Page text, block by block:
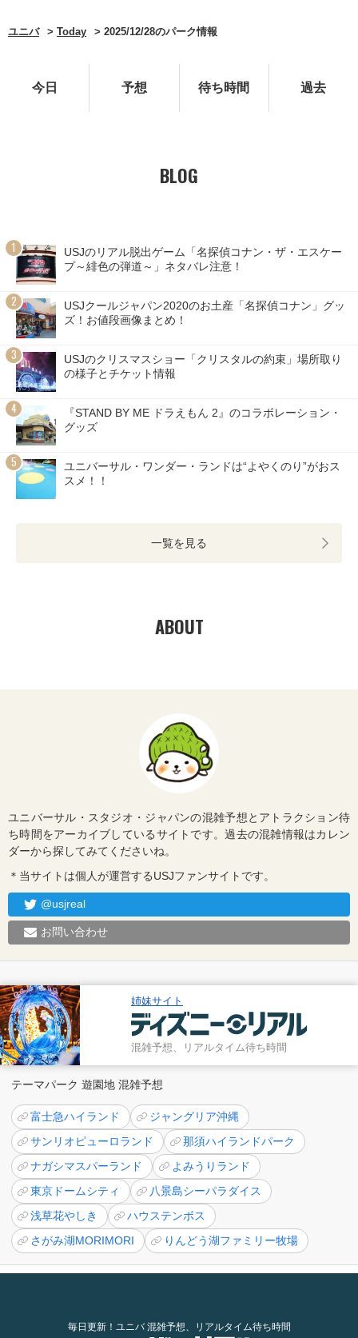
ユニバ Today 2025/12/28のパーク情報
今日 予想 待ち時間 過去
BLOG
USJのリアル脱出ゲーム「名探偵コナン・ザ・エスケー
プ～緋色の弾道～」ネタバレ注意！
USJクールジャパン2020のお土産「名探偵コナン」グッ
ズ！お値段画像まとめ！
USJのクリスマスショー「クリスタルの約束」場所取り
の様子とチケット情報
『STAND BY ME ドラえもん 2』のコラボレーション・
グッズ
ユニバーサル・ワンダー・ランドは“よやくのり”がおス
スメ！！
一覧を見る
ABOUT
ユニバーサル・スタジオ・ジャパンの混雑予想とアトラクション待
ち時間をアーカイブしているサイトです。過去の混雑情報はカレン
ダーから探してみてくださいね。
＊当サイトは個人が運営するUSJファンサイトです。
@usjreal
お問い合わせ
姉妹サイト
混雑予想、リアルタイム待ち時間
テーマパーク 遊園地 混雑予想
富士急ハイランド
ジャングリア沖縄
サンリオピューロランド
那須ハイランドパーク
ナガシマスパーランド
よみうりランド
東京ドームシティ
八景島シーパラダイス
浅草花やしき
ハウステンボス
さがみ湖MORIMORI
りんどう湖ファミリー牧場
毎日更新！ユニバ 混雑予想、リアルタイム待ち時間